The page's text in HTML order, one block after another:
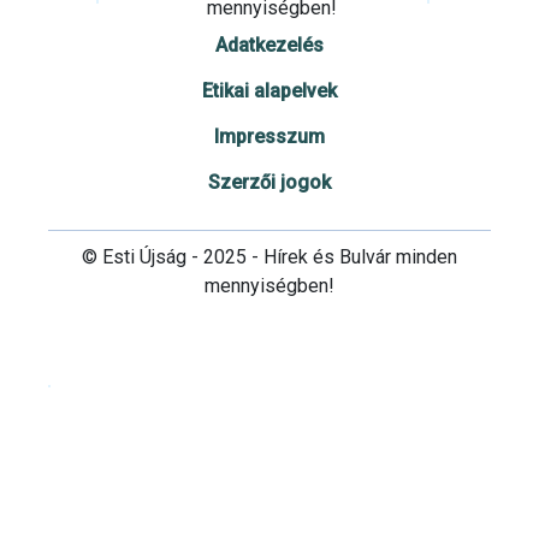
mennyiségben!
Adatkezelés
Etikai alapelvek
Impresszum
Szerzői jogok
© Esti Újság - 2025 - Hírek és Bulvár minden
mennyiségben!